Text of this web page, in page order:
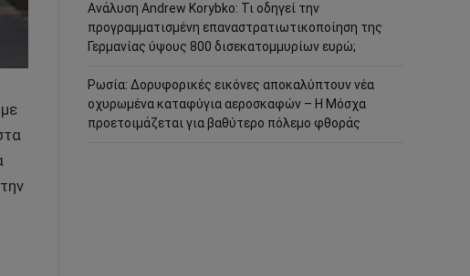
Ανάλυση Andrew Korybko: Τι οδηγεί την
προγραμματισμένη επαναστρατιωτικοποίηση της
Γερμανίας ύψους 800 δισεκατομμυρίων ευρώ;
Ρωσία: Δορυφορικές εικόνες αποκαλύπτουν νέα
οχυρωμένα καταφύγια αεροσκαφών – Η Μόσχα
προετοιμάζεται για βαθύτερο πόλεμο φθοράς